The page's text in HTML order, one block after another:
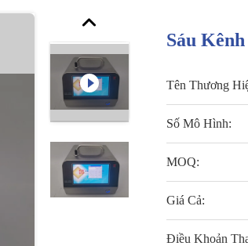
Sáu
Tên Thương
Số Mô Hình:
MOQ:
Giá Cả:
Điều Khoản